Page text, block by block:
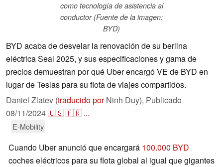
como tecnología de asistencia al
conductor (Fuente de la imagen:
BYD)
BYD acaba de desvelar la renovación de su berlina
eléctrica Seal 2025, y sus especificaciones y gama de
precios demuestran por qué Uber encargó VE de BYD en
lugar de Teslas para su flota de viajes compartidos.
Daniel Zlatev (traducido porNinh Duy), Publicado
08/11/2024🇺🇸🇫🇷 ...
E-Mobility
Cuando Uber anunció que encargará 100.000 BYD
coches eléctricos para su flota global al igual que gigantes